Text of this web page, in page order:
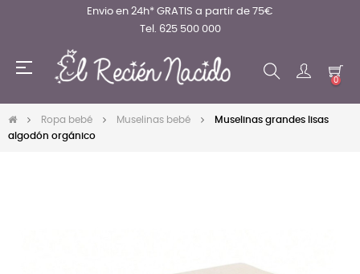
Envio en 24h* GRATIS a partir de 75€
Tel. 625 500 000
Navegación
☰
0
Ropa bebé Muselinas bebé
Muselinas grandes lisas
algodón orgánico